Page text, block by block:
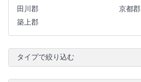
田川郡
京都郡
築上郡
タイプで絞り込む